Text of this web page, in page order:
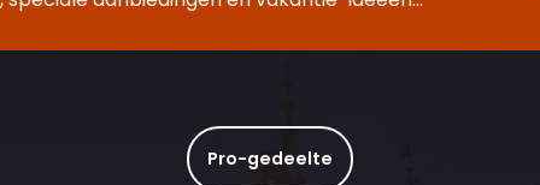
Pro-gedeelte